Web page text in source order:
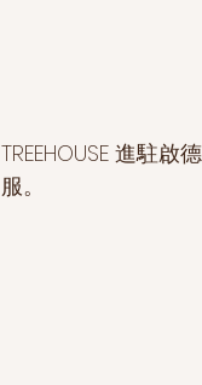
TREEHOUSE 進駐
服。